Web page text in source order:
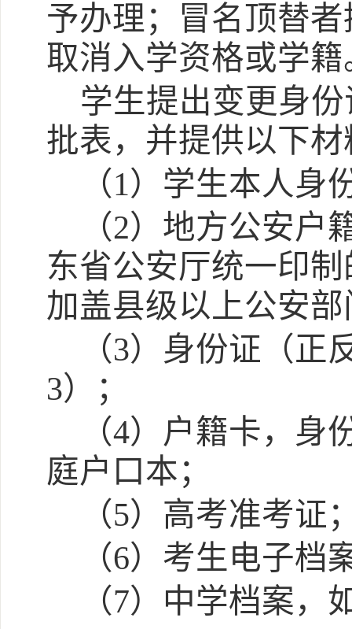
予办理；冒名顶替
取消入学资格或学籍
学生提出变更身
批表，并提供以下
（1）学生本人身
（2）地方公安户
东省公安厅统一印
加盖县级以上公安
（3）身份证（正
3）；
（4）户籍卡，身
庭户口本；
（5）高考准考证
（6）考生电子档
（7）中学档案，